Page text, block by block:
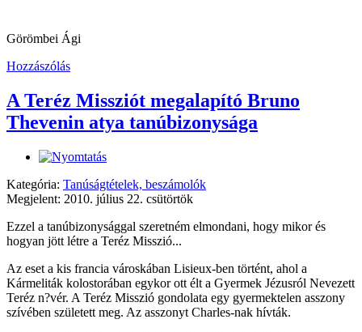
Görömbei Ági
Hozzászólás
A Teréz Missziót megalapító Bruno
Thevenin atya tanúbizonysága
Kategória: Tanúságtételek, beszámolók
Megjelent: 2010. július 22. csütörtök
Ezzel a tanúbizonysággal szeretném elmondani, hogy mikor és
hogyan jött létre a Teréz Misszió...
Az eset a kis francia városkában Lisieux-ben történt, ahol a
Kármeliták kolostorában egykor ott élt a Gyermek Jézusról Nevezett
Teréz n?vér. A Teréz Misszió gondolata egy gyermektelen asszony
szívében született meg. Az asszonyt Charles-nak hívták.